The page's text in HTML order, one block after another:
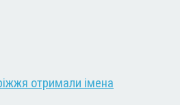
отримали імена